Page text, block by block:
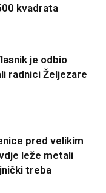
kvadrata
je odbio
radnici Željezare
pred velikim
leže metali
treba